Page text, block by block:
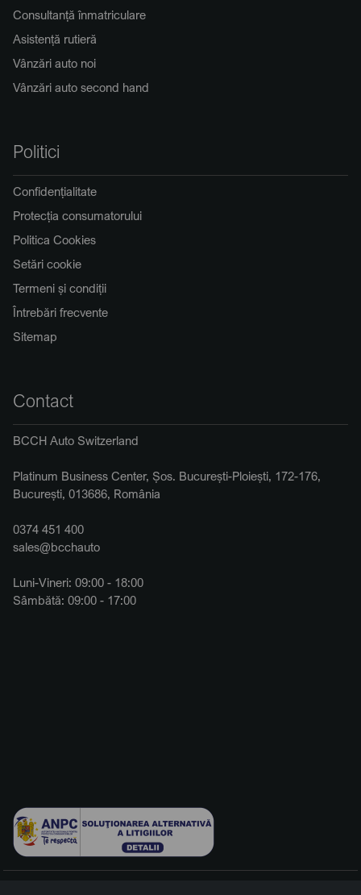
Consultanță înmatriculare
Asistență rutieră
Vânzări auto noi
Vânzări auto second hand
Politici
Confidențialitate
Protecția consumatorului
Politica Cookies
Setări cookie
Termeni și condiții
Întrebări frecvente
Sitemap
Contact
BCCH Auto Switzerland
Platinum Business Center, Șos. București-Ploiești, 172-176,
București, 013686, România
0374 451 400
sales@bcchauto
Luni-Vineri: 09:00 - 18:00
Sâmbătă: 09:00 - 17:00